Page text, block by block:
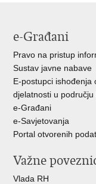
e-Građani
Pravo na pristup
Sustav javne nabave
E-postupci ishođenja
djelatnosti u području
e-Građani
e-Savjetovanja
Portal otvorenih
Važne
Vlada RH